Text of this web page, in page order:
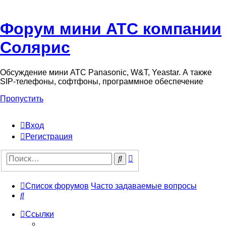
Форум мини АТС компании
Солярис
Обсуждение мини АТС Panasonic, W&T, Yeastar. А также
SIP-телефоны, софтфоны, программное обеспечение
Пропустить
Вход
Регистрация
Поиск
Список форумов Часто задаваемые вопросы
Поиск
Ссылки